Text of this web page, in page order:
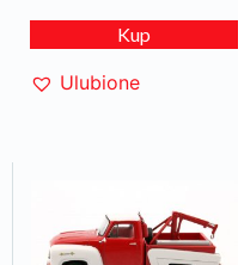
Kup
Ulubione